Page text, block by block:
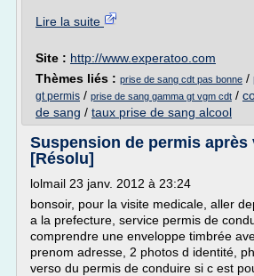
Lire la suite
Site : http://www.experatoo.com
Thèmes liés : prise de sang cdt pas bonne /
gt permis / prise de sang gamma gt vgm cdt /
de sang / taux prise de sang alcool
Suspension de permis après
[Résolu]
lolmail 23 janv. 2012 à 23:24
bonsoir, pour la visite medicale, aller
a la prefecture, service permis de
comprendre une enveloppe timbrée
prenom adresse, 2 photos d identité,
verso du permis de conduire si c est